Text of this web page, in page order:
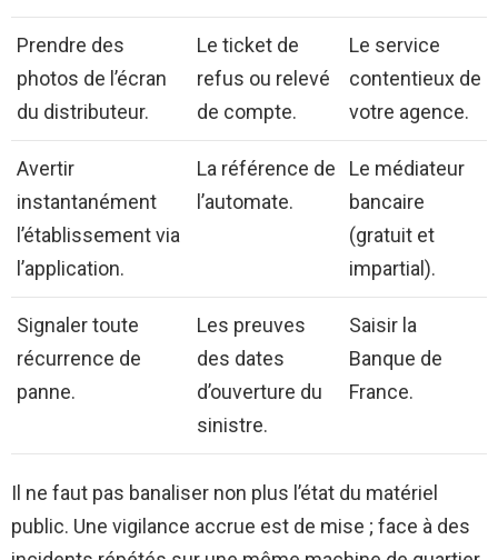
Prendre des
photos de l’écran
du distributeur.
Le ticket de
refus ou relevé
de compte.
Le service
contentieux de
votre agence.
Avertir
instantanément
l’établissement via
l’application.
La référence de
l’automate.
Le médiateur
bancaire
(gratuit et
impartial).
Signaler toute
récurrence de
panne.
Les preuves
des dates
d’ouverture du
sinistre.
Saisir la
Banque de
France.
Il ne faut pas banaliser non plus l’état du matériel
public. Une vigilance accrue est de mise ; face à des